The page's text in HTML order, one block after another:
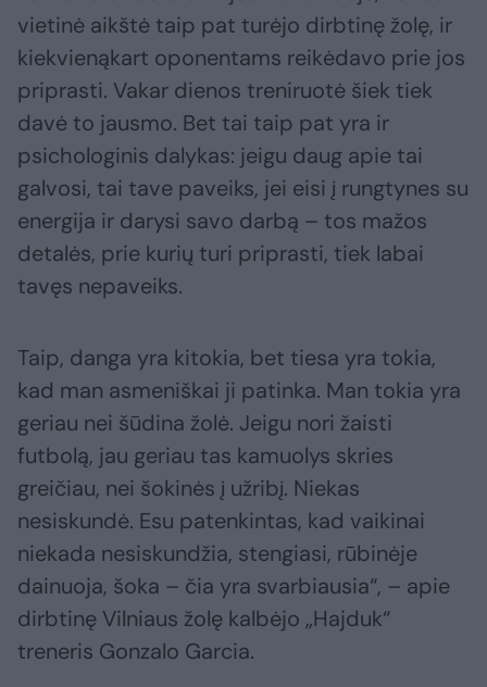
vietinė aikštė taip pat turėjo dirbtinę žolę, ir
kiekvienąkart oponentams reikėdavo prie jos
priprasti. Vakar dienos treniruotė šiek tiek
davė to jausmo. Bet tai taip pat yra ir
psichologinis dalykas: jeigu daug apie tai
galvosi, tai tave paveiks, jei eisi į rungtynes su
energija ir darysi savo darbą – tos mažos
detalės, prie kurių turi priprasti, tiek labai
tavęs nepaveiks.
Taip, danga yra kitokia, bet tiesa yra tokia,
kad man asmeniškai ji patinka. Man tokia yra
geriau nei šūdina žolė. Jeigu nori žaisti
futbolą, jau geriau tas kamuolys skries
greičiau, nei šokinės į užribį. Niekas
nesiskundė. Esu patenkintas, kad vaikinai
niekada nesiskundžia, stengiasi, rūbinėje
dainuoja, šoka – čia yra svarbiausia“, – apie
dirbtinę Vilniaus žolę kalbėjo „Hajduk“
treneris Gonzalo Garcia.